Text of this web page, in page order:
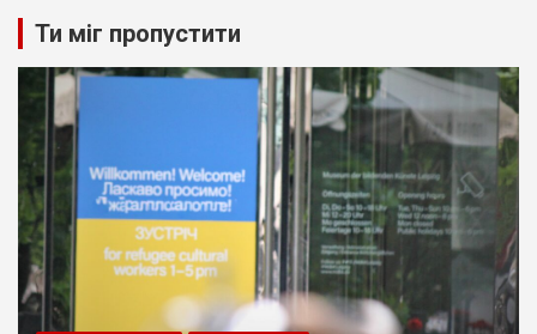
Ти міг пропустити